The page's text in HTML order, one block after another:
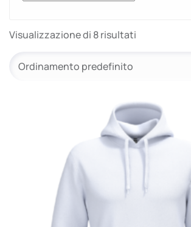
Visualizzazione di 8 risultati